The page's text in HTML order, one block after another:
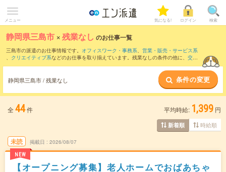
メニュー 気になる! ログイン 検索
静岡県三島市 ×残業なし のお仕事一覧
三島市の派遣のお仕事情報です。 オフィスワーク・事務系、 営業・販売・サービス系
、 クリエイティブ系などのお仕事を取り揃えています。残業なしの条件の他に、 交通
静岡県三島市 / 残業なし 条件の変更
全 44件 平均時給: 1,399 円
新着順 時給順
未読
NEW
掲載日 2026/08/07
【オープニング募集】老人ホームでおばあちゃ